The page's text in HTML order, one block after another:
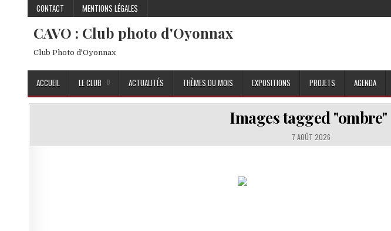
Skip to content
CONTACT MENTIONS LÉGALES
CAVO : Club photo d'Oyonnax
Club Photo d'Oyonnax
ACCUEIL LE CLUB ACTUALITÉS THÈMES DU MOIS EXPOSITIONS PROJETS AGENDA
Images tagged "ombre"
7 AOÛT 2026